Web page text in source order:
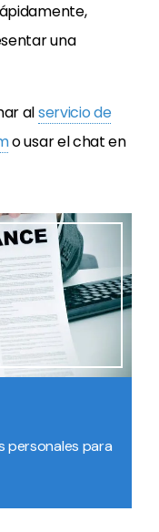
una
alservicio de
o usar el chat en
personales para